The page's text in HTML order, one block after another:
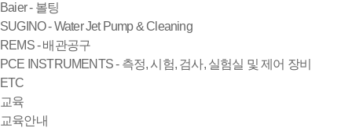
Baier - 볼팅
SUGINO - Water Jet Pump & Cleaning
REMS - 배관공구
PCE INSTRUMENTS - 측정, 시험, 검사, 실험실 및 제어 장비
ETC
교육
교육안내